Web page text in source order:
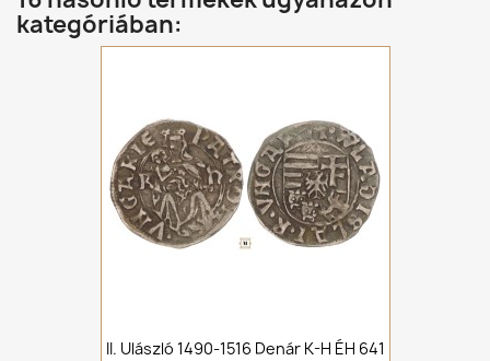
kategóriában:
II. Ulászló 1490-1516 Denár K-H ÉH 641